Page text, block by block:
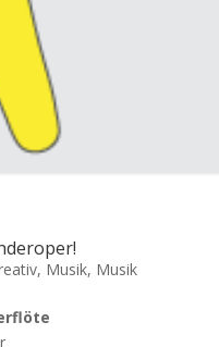
Musik, Musik